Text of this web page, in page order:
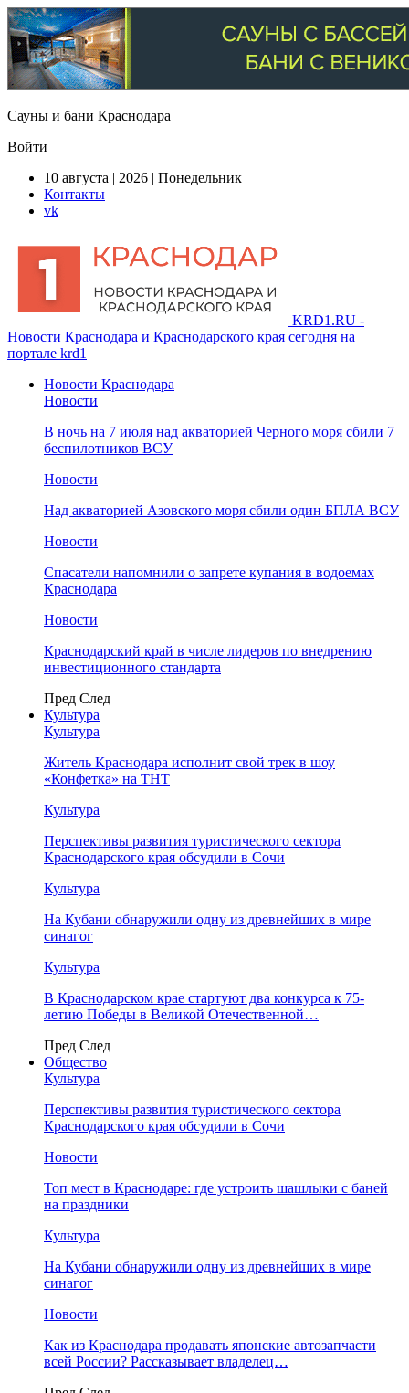
Сауны и бани Краснодара
Войти
10 августа | 2026 | Понедельник
Контакты
vk
KRD1.RU -
Новости Краснодара и Краснодарского края сегодня на
портале krd1
Новости Краснодара
Новости
В ночь на 7 июля над акваторией Черного моря сбили 7
беспилотников ВСУ
Новости
Над акваторией Азовского моря сбили один БПЛА ВСУ
Новости
Спасатели напомнили о запрете купания в водоемах
Краснодара
Новости
Краснодарский край в числе лидеров по внедрению
инвестиционного стандарта
Пред След
Культура
Культура
Житель Краснодара исполнит свой трек в шоу
«Конфетка» на ТНТ
Культура
Перспективы развития туристического сектора
Краснодарского края обсудили в Сочи
Культура
На Кубани обнаружили одну из древнейших в мире
синагог
Культура
В Краснодарском крае стартуют два конкурса к 75-
летию Победы в Великой Отечественной…
Пред След
Общество
Культура
Перспективы развития туристического сектора
Краснодарского края обсудили в Сочи
Новости
Топ мест в Краснодаре: где устроить шашлыки с баней
на праздники
Культура
На Кубани обнаружили одну из древнейших в мире
синагог
Новости
Как из Краснодара продавать японские автозапчасти
всей России? Рассказывает владелец…